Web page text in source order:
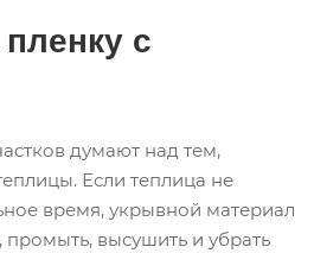
с
думают над тем,
Если теплица не
время, укрывной материал
промыть, высушить и убрать